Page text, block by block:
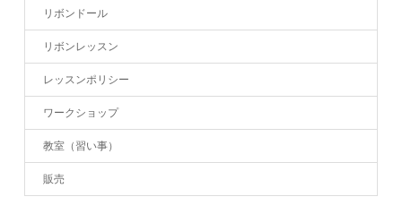
リボンドール
リボンレッスン
レッスンポリシー
ワークショップ
教室（習い事）
販売